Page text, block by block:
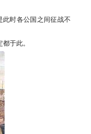
时各公国之间征战不
于此。